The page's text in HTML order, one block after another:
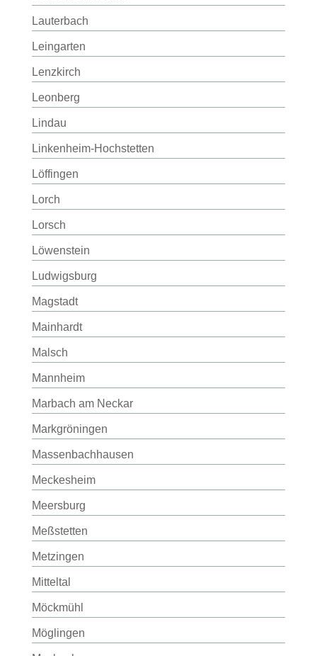
Lauterbach
Leingarten
Lenzkirch
Leonberg
Lindau
Linkenheim-Hochstetten
Löffingen
Lorch
Lorsch
Löwenstein
Ludwigsburg
Magstadt
Mainhardt
Malsch
Mannheim
Marbach am Neckar
Markgröningen
Massenbachhausen
Meckesheim
Meersburg
Meßstetten
Metzingen
Mitteltal
Möckmühl
Möglingen